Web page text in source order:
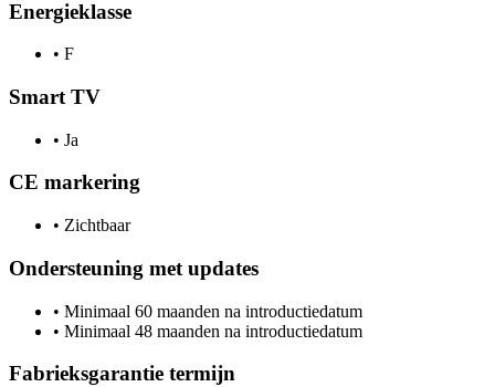
Energieklasse
• F
Smart TV
• Ja
CE markering
• Zichtbaar
Ondersteuning met updates
• Minimaal 60 maanden na introductiedatum
• Minimaal 48 maanden na introductiedatum
Fabrieksgarantie termijn